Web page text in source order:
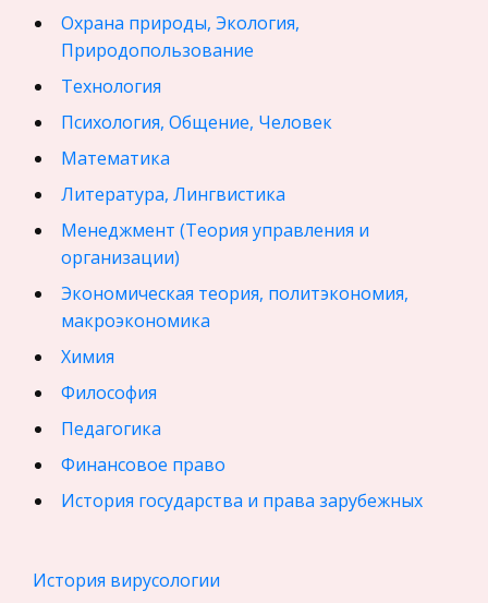
Охрана природы, Экология,
Природопользование
Технология
Психология, Общение, Человек
Математика
Литература, Лингвистика
Менеджмент (Теория управления и
организации)
Экономическая теория, политэкономия,
макроэкономика
Химия
Философия
Педагогика
Финансовое право
История государства и права зарубежных
История вирусологии